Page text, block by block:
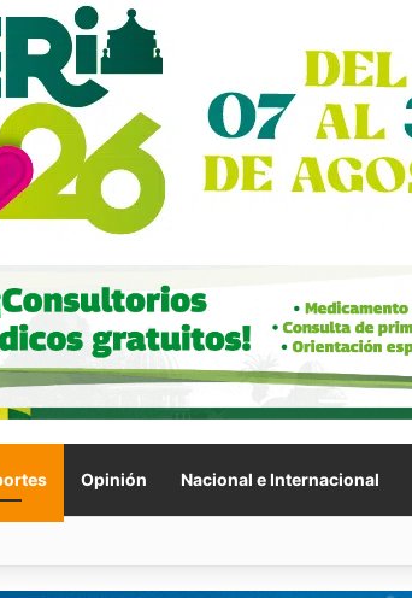
Opinión Nacional e Internacional
Potosí en la movilidad de Villa de Pozos